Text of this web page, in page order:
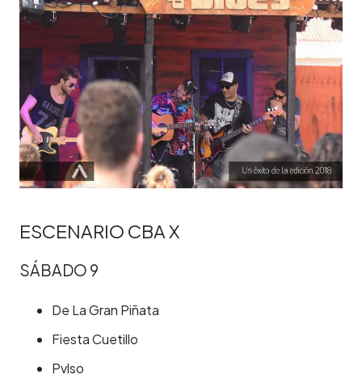
ESCENARIO CBA X
SÁBADO 9
De La Gran Piñata
Fiesta Cuetillo
Pvlso